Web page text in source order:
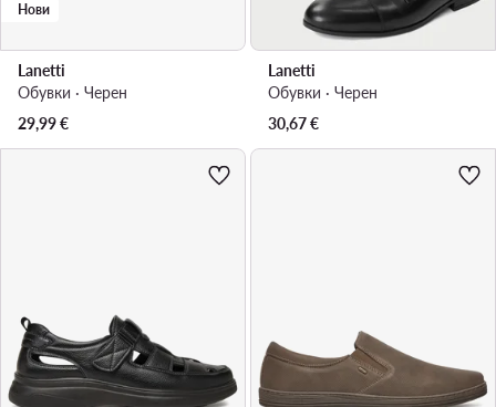
Нови
Lanetti
Обувки · Черен
29,99€
Lanetti
Обувки · Черен
30,67€